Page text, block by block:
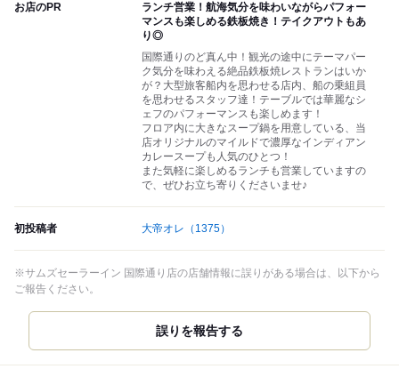
お店のPR
ランチ営業！航海気分を味わいながらパフォー
マンスも楽しめる鉄板焼き！テイクアウトもあ
り◎
国際通りのど真ん中！観光の途中にテーマパー
ク気分を味わえる絶品鉄板焼レストランはいか
が？大型旅客船内を思わせる店内、船の乗組員
を思わせるスタッフ達！テーブルでは華麗なシ
ェフのパフォーマンスも楽しめます！
フロア内に大きなスープ鍋を用意している、当
店オリジナルのマイルドで濃厚なインディアン
カレースープも人気のひとつ！
また気軽に楽しめるランチも営業していますの
で、ぜひお立ち寄りくださいませ♪
初投稿者 大帝オレ （1375）
※サムズセーラーイン 国際通り店の店舗情報に誤りがある場合は、以下から
ご報告ください。
誤りを報告する